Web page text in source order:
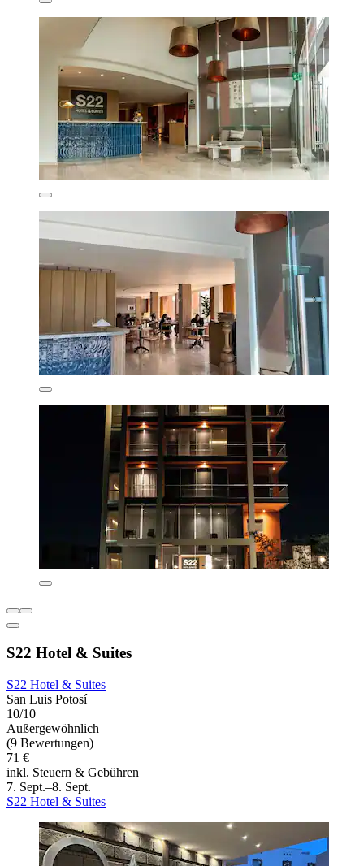
S22 Hotel & Suites
S22 Hotel & Suites
San Luis Potosí
10/10
Außergewöhnlich
(9 Bewertungen)
71 €
inkl. Steuern & Gebühren
7. Sept.–8. Sept.
S22 Hotel & Suites